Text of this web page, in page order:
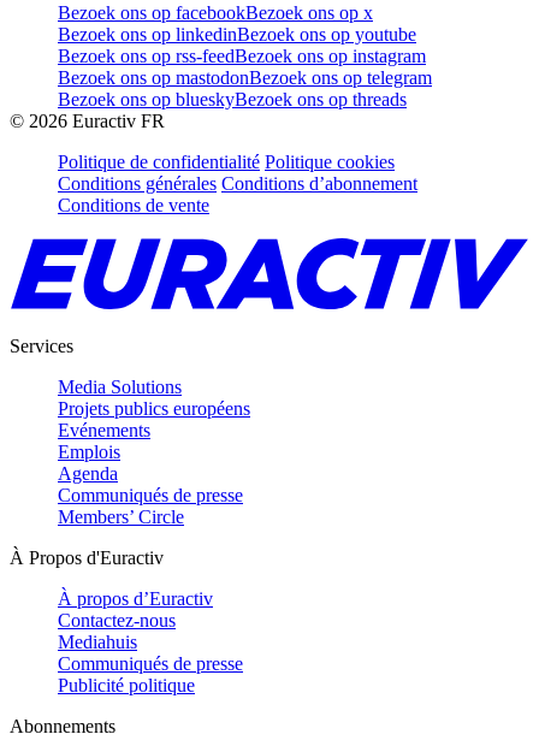
Bezoek ons op facebookBezoek ons op x
Bezoek ons op linkedinBezoek ons op youtube
Bezoek ons op rss-feedBezoek ons op instagram
Bezoek ons op mastodonBezoek ons op telegram
Bezoek ons op blueskyBezoek ons op threads
© 2026 Euractiv FR
Politique de confidentialité Politique cookies
Conditions générales Conditions d’abonnement
Conditions de vente
Services
Media Solutions
Projets publics européens
Evénements
Emplois
Agenda
Communiqués de presse
Members’ Circle
À Propos d'Euractiv
À propos d’Euractiv
Contactez-nous
Mediahuis
Communiqués de presse
Publicité politique
Abonnements